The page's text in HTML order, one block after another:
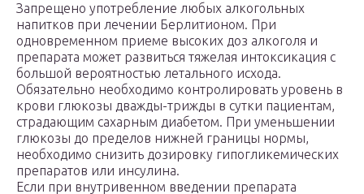
Запрещено употребление любых алкогольных
напитков при лечении Берлитионом. При
одновременном приеме высоких доз алкоголя и
препарата может развиться тяжелая интоксикация с
большой вероятностью летального исхода.
Обязательно необходимо контролировать уровень в
крови глюкозы дважды-трижды в сутки пациентам,
страдающим сахарным диабетом. При уменьшении
глюкозы до пределов нижней границы нормы,
необходимо снизить дозировку гипогликемических
препаратов или инсулина.
Если при внутривенном введении препарата